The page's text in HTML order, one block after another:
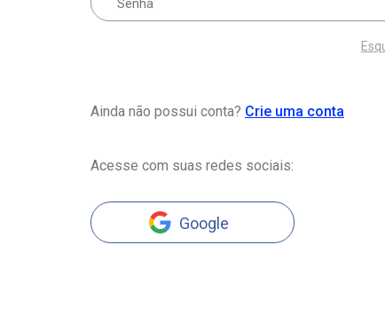
Ainda não possui conta? Crie uma conta
Acesse com suas redes sociais:
Google